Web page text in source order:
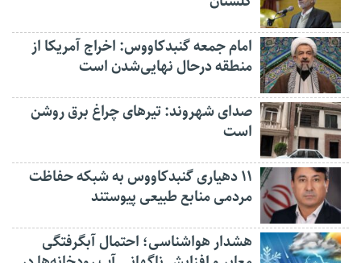
امام جمعه گنبدکاووس: اخراج آمریکا از
منطقه درحال نهایی‌شدن است
صدای شهروند: تیرهای چراغ برق روشن
است
۱۱ دهیاری گنبدکاووس به شبکه حفاظت
مردمی منابع طبیعی پیوستند
هشدار هواشناسی؛ احتمال آبگرفتگی